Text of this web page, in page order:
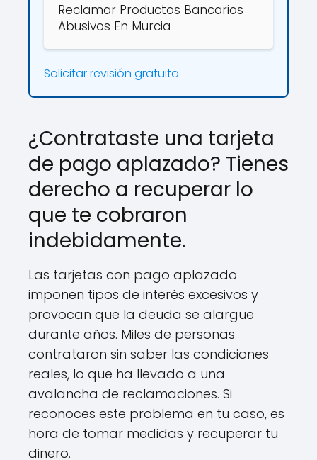
Reclamar Productos Bancarios
Abusivos En Murcia
Solicitar revisión gratuita
¿Contrataste una tarjeta
de pago aplazado? Tienes
derecho a recuperar lo
que te cobraron
indebidamente.
Las tarjetas con pago aplazado
imponen tipos de interés excesivos y
provocan que la deuda se alargue
durante años. Miles de personas
contrataron sin saber las condiciones
reales, lo que ha llevado a una
avalancha de reclamaciones. Si
reconoces este problema en tu caso, es
hora de tomar medidas y recuperar tu
dinero.